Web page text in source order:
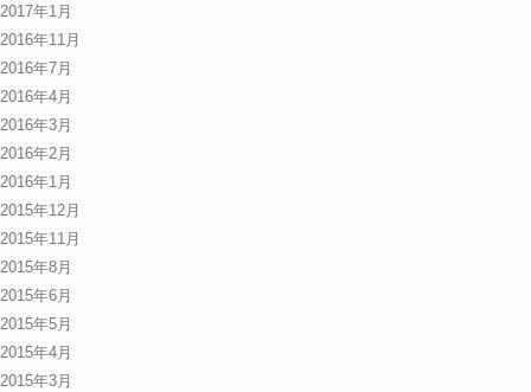
2017年1月
2016年11月
2016年7月
2016年4月
2016年3月
2016年2月
2016年1月
2015年12月
2015年11月
2015年8月
2015年6月
2015年5月
2015年4月
2015年3月